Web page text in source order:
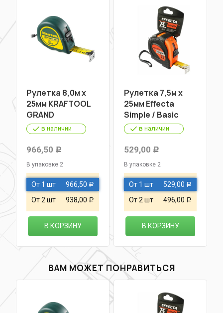
Рулетка 8,0м х
25мм KRAFTOOL
GRAND
в наличии
966,50 Р
В упаковке 2
От 1 шт 966,50 Р
От 2 шт 938,00 Р
В КОРЗИНУ
Рулетка 7,5м х
25мм Effecta
Simple / Basic
в наличии
529,00 Р
В упаковке 2
От 1 шт 529,00 Р
От 2 шт 496,00 Р
В КОРЗИНУ
ВАМ МОЖЕТ ПОНРАВИТЬСЯ